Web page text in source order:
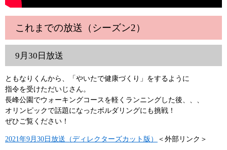
これまでの放送（シーズン2）
9月30日放送
ともなりくんから、「やいたで健康づくり」をするように
指令を受けただいじさん。
長峰公園でウォーキングコースを軽くランニングした後、、、
オリンピックで話題になったボルダリングにも挑戦！
ぜひご覧ください！
2021年9月30日放送（ディレクターズカット版） ＜外部リンク＞